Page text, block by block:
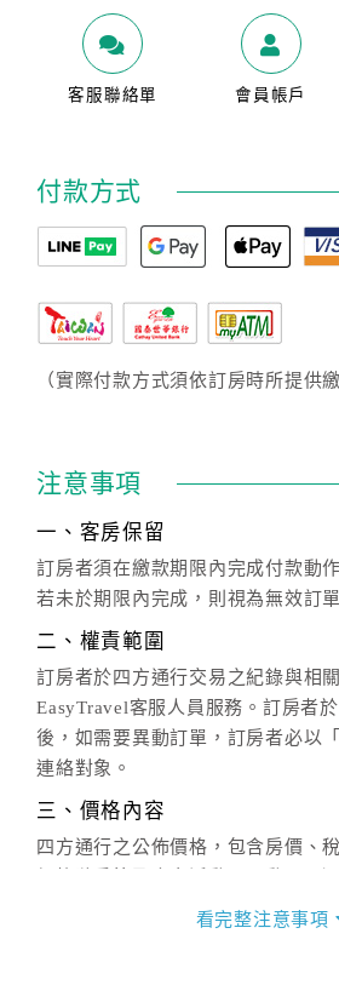
客服聯絡單 會員帳戶
付款方式
（實際付款方式須依訂房時所提供
注意事項
一、客房保留
訂房者須在繳款期限內完成付款動
若未於期限內完成，則視為無效訂單
二、權責範圍
訂房者於四方通行交易之紀錄與相
EasyTravel客服人員服務。訂房者
後，如需要異動訂單，訂房者必以
連絡對象。
三、價格內容
四方通行之公佈價格，包含房價、
價」之當日價格為標準。
看完整注意事項